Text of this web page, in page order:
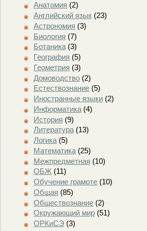
Анатомия (2)
Английский язык(23)
Астрономия (3)
Биология (7)
Ботаника(3)
География (5)
Геометрия (3)
Домоводство(2)
Естествознание(5)
Иностранные языки(2)
Информатика(4)
История (9)
Литература(13)
Логика(5)
Математика(25)
Межпредметная (10)
ОБЖ (11)
Обучение грамоте(10)
Общая (85)
Обществознание(2)
Окружающий мир(51)
ОРКиСЭ(3)